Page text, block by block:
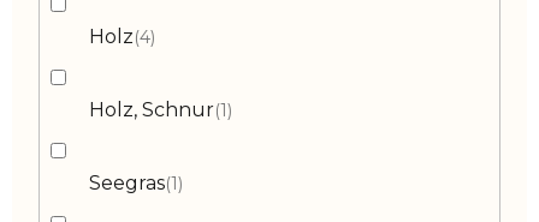
Holz 4
Holz, Schnur 1
Seegras 1